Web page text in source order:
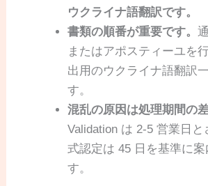
ウクライナ語翻訳です。
書類の順番が重要です。
またはアポスティーユを
出用のウクライナ語翻訳
す。
混乱の原因は処理期間の差
Validation は 2-5 営業日と
式認定は 45 日を基準に案
す。